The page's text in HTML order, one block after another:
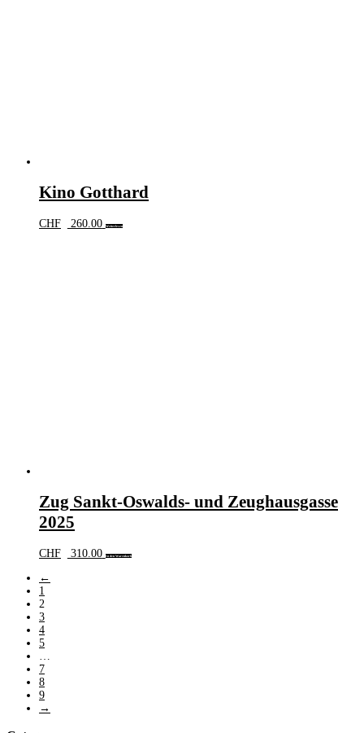
Kino Gotthard
CHF 260.00 Weiterlesen
Zug Sankt-Oswalds- und Zeughausgasse
2025
CHF 310.00 In den Warenkorb
←
1
2
3
4
5
7
8
9
→